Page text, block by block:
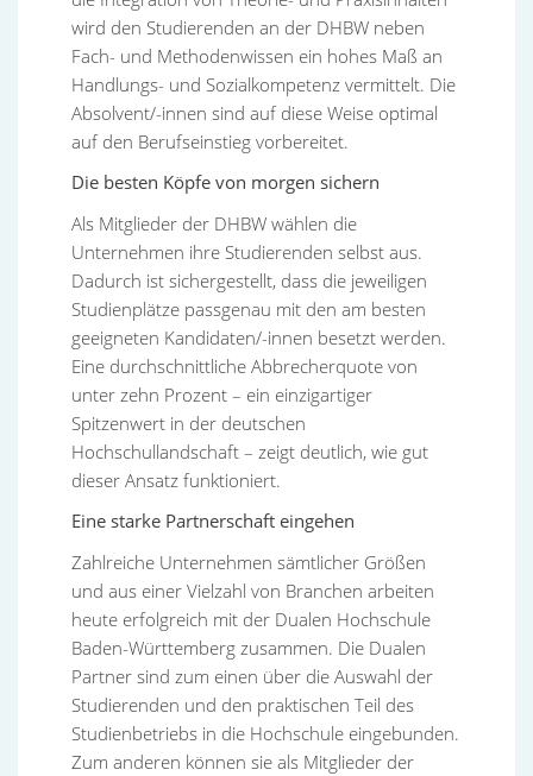
wird den Studierenden an der DHBW neben
Fach- und Methodenwissen ein hohes Maß an
Handlungs- und Sozialkompetenz vermittelt. Die
Absolvent/-innen sind auf diese Weise optimal
auf den Berufseinstieg vorbereitet.
Die besten Köpfe von morgen sichern
Als Mitglieder der DHBW wählen die
Unternehmen ihre Studierenden selbst aus.
Dadurch ist sichergestellt, dass die jeweiligen
Studienplätze passgenau mit den am besten
geeigneten Kandidaten/-innen besetzt werden.
Eine durchschnittliche Abbrecherquote von
unter zehn Prozent – ein einzigartiger
Spitzenwert in der deutschen
Hochschullandschaft – zeigt deutlich, wie gut
dieser Ansatz funktioniert.
Eine starke Partnerschaft eingehen
Zahlreiche Unternehmen sämtlicher Größen
und aus einer Vielzahl von Branchen arbeiten
heute erfolgreich mit der Dualen Hochschule
Baden-Württemberg zusammen. Die Dualen
Partner sind zum einen über die Auswahl der
Studierenden und den praktischen Teil des
Studienbetriebs in die Hochschule eingebunden.
Zum anderen können sie als Mitglieder der